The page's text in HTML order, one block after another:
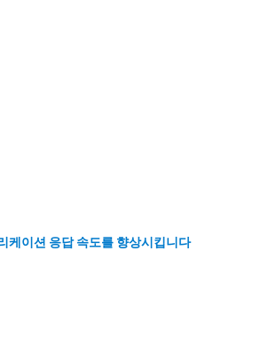
케이션 응답 속도를 향상시킵니다